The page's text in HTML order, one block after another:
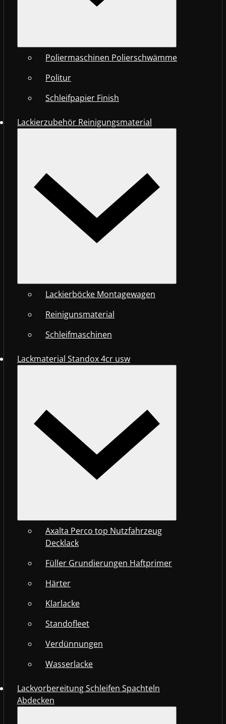
Poliermaschinen Polierschwämme
Politur
Schleifpapier Finish
Lackierzubehör Reinigungsmaterial
Lackierböcke Montagewagen
Reinigunsmaterial
Schleifmaschinen
Lackmaterial Standox 4cr usw
Axalta Perco top Nutzfahrzeug
Decklack
Füller Grundierungen Haftprimer
Härter
Klarlacke
Standofleet
Verdünnungen
Wasserlacke
Lackvorbereitung Schleifen Spachteln
Abdecken